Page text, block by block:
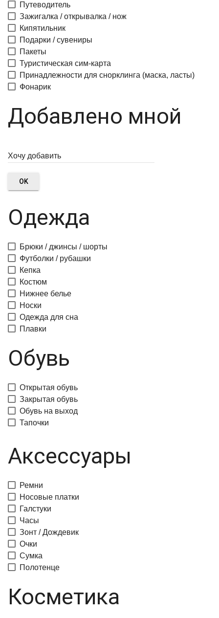
Путеводитель
Зажигалка / открывалка / нож
Кипятильник
Подарки / сувениры
Пакеты
Туристическая сим-карта
Принадлежности для снорклинга (маска, ласты)
Фонарик
Добавлено мной
OK
Одежда
Брюки / джинсы / шорты
Футболки / рубашки
Кепка
Костюм
Нижнее белье
Носки
Одежда для сна
Плавки
Обувь
Открытая обувь
Закрытая обувь
Обувь на выход
Тапочки
Аксессуары
Ремни
Носовые платки
Галстуки
Часы
Зонт / Дождевик
Очки
Сумка
Полотенце
Косметика